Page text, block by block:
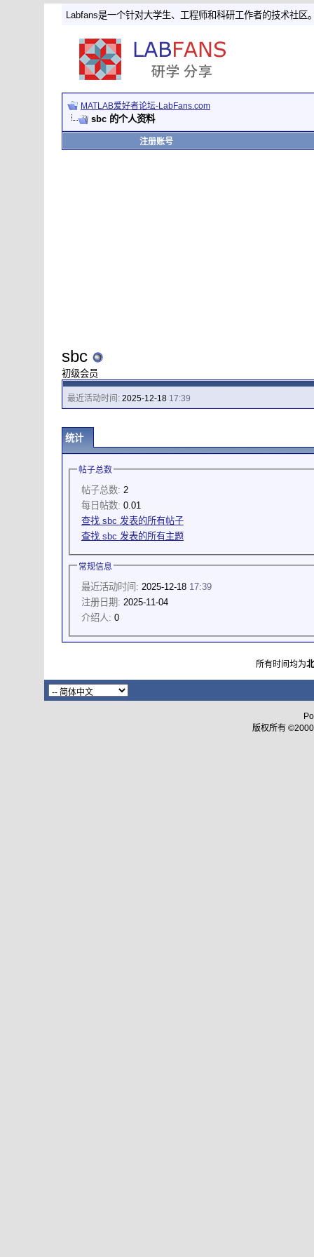
Labfans是一个针对大学生、工程师和科研工作者的技术社区
MATLAB爱好者论坛-LabFans.com
sbc 的个人资料
注册账号
sbc
初级会员
最近活动时间:2025-12-18 17:39
统计
帖子总数
帖子总数: 2
每日帖数: 0.01
查找 sbc 发表的所有帖子
查找 sbc 发表的所有主题
常规信息
最近活动时间: 2025-12-18 17:39
注册日期: 2025-11-04
介绍人: 0
所有时间均为
版权所有